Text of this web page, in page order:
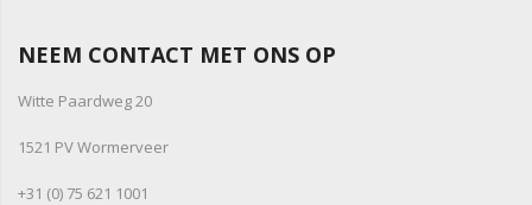
NEEM CONTACT MET ONS OP
Witte Paardweg 20
1521 PV Wormerveer
+31 (0) 75 621 1001